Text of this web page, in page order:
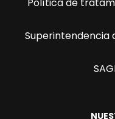
Superintendencia